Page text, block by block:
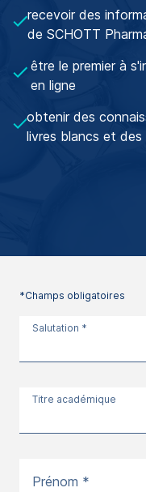
recevoir des
de SCHOTT
être le premier à
en ligne
obtenir des
livres blancs et des
*Champs obligatoires
Salutation *
Titre académique
Prénom *